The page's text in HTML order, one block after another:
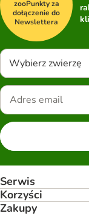
zooPunkty za
dołączenie do
Newslettera
Wybierz zwierzę
Serwis
Korzyści
Zakupy